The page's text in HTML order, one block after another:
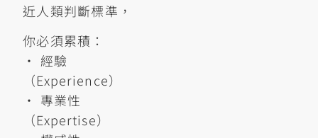
近人類判斷標準，
你必須累積：
• 經驗
（Experience）
• 專業性
（Expertise）